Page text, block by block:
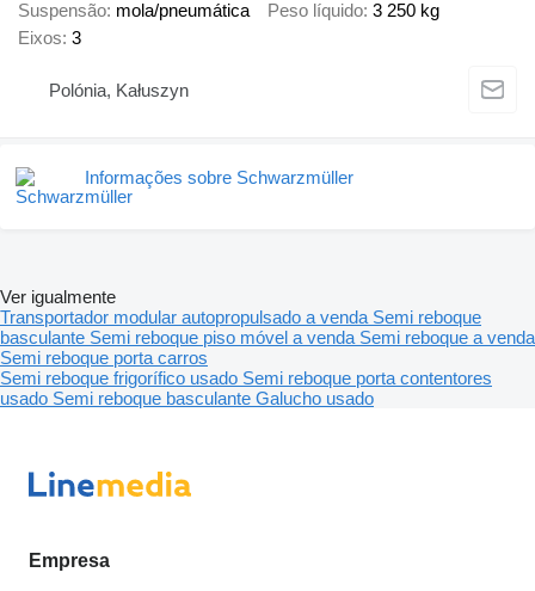
Suspensão mola/pneumática Peso líquido 3 250 kg
Eixos 3
Polónia, Kałuszyn
Informações sobre Schwarzmüller
Ver igualmente
Transportador modular autopropulsado a venda Semi reboque
basculante Semi reboque piso móvel a venda Semi reboque a venda
Semi reboque porta carros
Semi reboque frigorífico usado Semi reboque porta contentores
usado Semi reboque basculante Galucho usado
Empresa